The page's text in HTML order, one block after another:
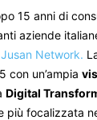
15 anni di
aziende
Jusan Network.
con un’ampia
Digital
più focalizzata